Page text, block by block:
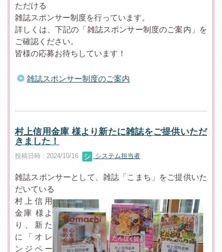
ただける
雑誌スポンサー制度を行っています。
詳しくは、下記の「雑誌スポンサー制度のご案内」を
ご確認ください。
皆様の応募お待ちしています！
雑誌スポンサー制度のご案内
村上信用金庫 様より新たに雑誌をご提供いただ
きました！
投稿日時 : 2024/10/16 システム担当者
雑誌スポンサーとして、雑誌「こまち」をご提供いた
だいている
村上信用
金庫 様よ
り、新た
に「オレ
ンジペー